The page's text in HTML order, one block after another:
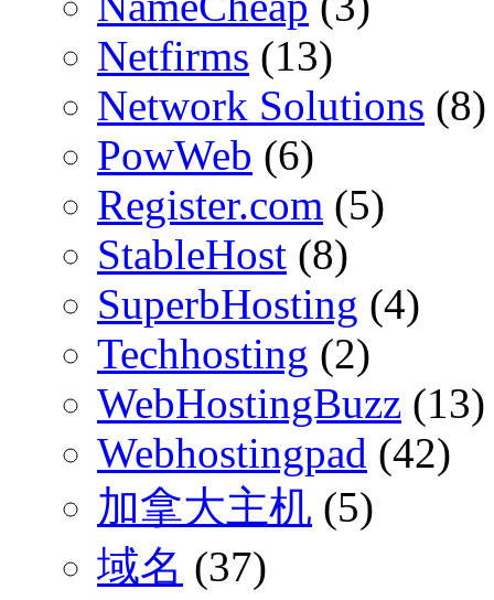
Netfirms (13)
Network Solutions (8)
PowWeb (6)
Register.com (5)
StableHost (8)
SuperbHosting (4)
Techhosting (2)
WebHostingBuzz (13)
Webhostingpad (42)
加拿大主机 (5)
域名 (37)